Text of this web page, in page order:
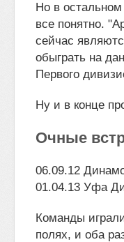
Но в остальном
все понятно.
сейчас
обыграть на
Первого
Ну и в конце
Очные
06.09.12
01.04.13 Уфа
Команды
полях, и оба